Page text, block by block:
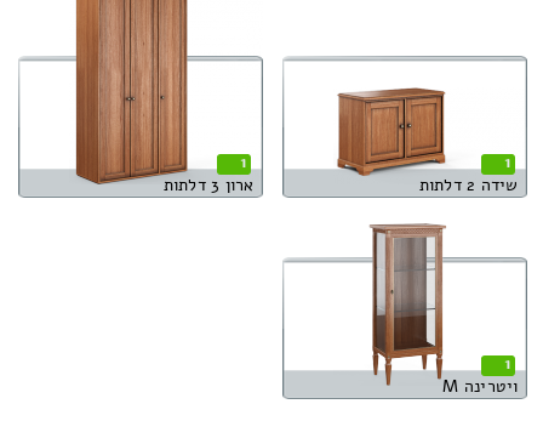
1
שידה 2 דלתות
1
ארון 3 דלתות
1
ויטרינה M